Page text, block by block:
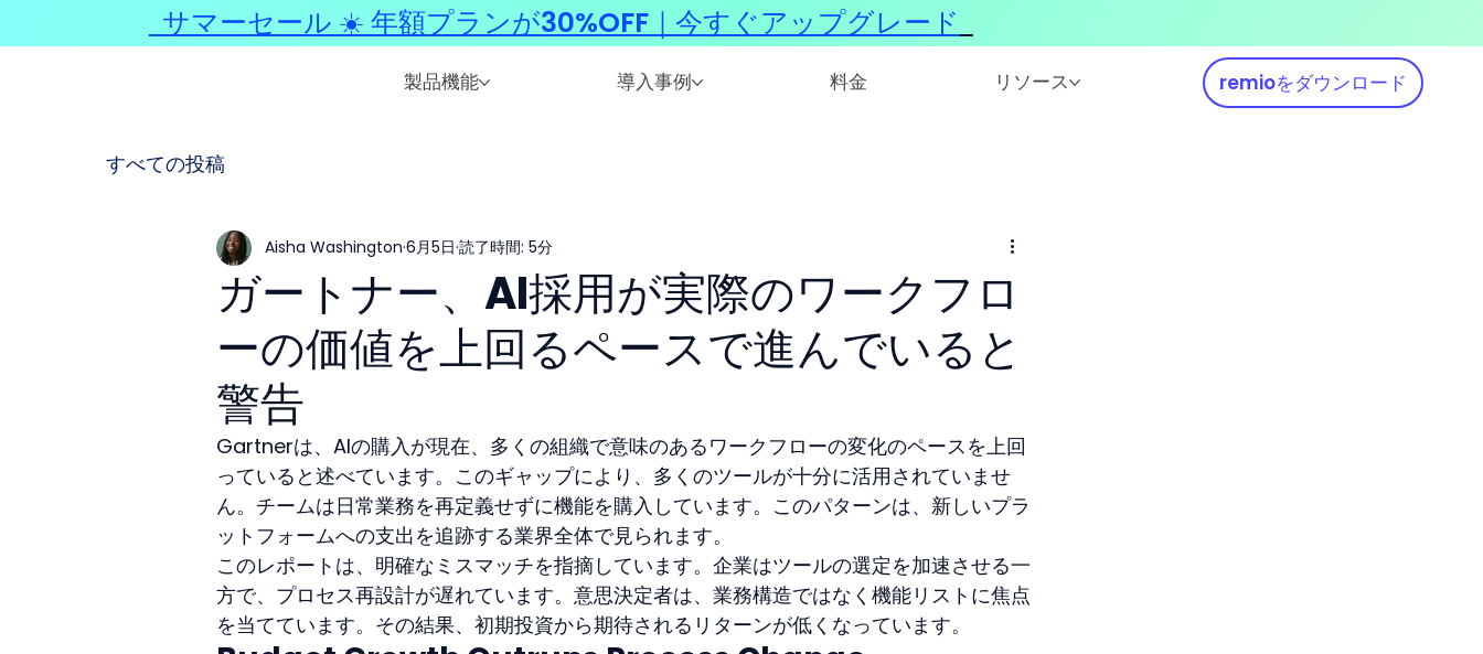
製品機能 導入事例 料金 リソース remioをダウンロード
すべての投稿
ガートナー、AI採用が実際のワークフロ
ーの価値を上回るペースで進んでいると
警告
Aisha Washington 6月5日 読了時間: 5分
Gartnerは、AIの購入が現在、多くの組織で意味のあるワークフローの変化のペースを上回
っていると述べています。このギャップにより、多くのツールが十分に活用されていませ
ん。チームは日常業務を再定義せずに機能を購入しています。このパターンは、新しいプラ
ットフォームへの支出を追跡する業界全体で見られます。
このレポートは、明確なミスマッチを指摘しています。企業はツールの選定を加速させる一
方で、プロセス再設計が遅れています。意思決定者は、業務構造ではなく機能リストに焦点
を当てています。その結果、初期投資から期待されるリターンが低くなっています。
サマーセール ☀️ 年額プランが30%OFF｜今すぐアップグレード